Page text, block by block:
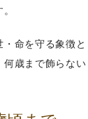
命を守る象徴
歳まで飾らな